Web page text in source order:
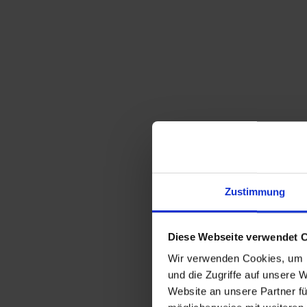
Zustimmung
Diese Webseite verwendet
Wir verwenden Cookies,
und die Zugriffe auf unsere
Website an unsere Partner